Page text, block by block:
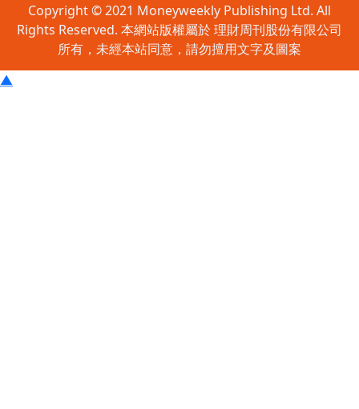
Copyright © 2021 Moneyweekly Publishing Ltd. All
Rights Reserved. 本網站版權屬於 理財周刊股份有限公司
所有，未經本站同意，請勿擅用文字及圖案
▲